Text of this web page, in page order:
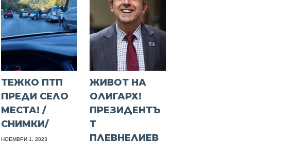
ТЕЖКО ПТП
ПРЕДИ СЕЛО
МЕСТА! /
СНИМКИ/
НОЕМВРИ 1, 2023
ЖИВОТ НА
ОЛИГАРХ!
ПРЕЗИДЕНТЪ
Т
ПЛЕВНЕЛИЕВ